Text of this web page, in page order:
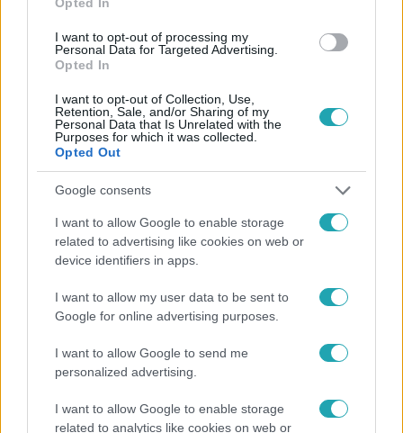
I want to opt-out of processing my
Personal Data for Targeted Advertising.
Opted In
I want to opt-out of Collection, Use,
Retention, Sale, and/or Sharing of my
Personal Data that Is Unrelated with the
Purposes for which it was collected.
Opted Out
Google consents
I want to allow Google to enable storage
related to advertising like cookies on web or
device identifiers in apps.
I want to allow my user data to be sent to
Google for online advertising purposes.
I want to allow Google to send me
personalized advertising.
I want to allow Google to enable storage
related to analytics like cookies on web or
MODELL DIVAT PROJEKT ÉPÍTŐKOCKA
Népszerű